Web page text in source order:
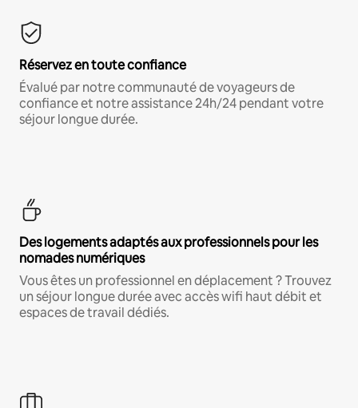
Réservez en toute confiance
Évalué par notre communauté de voyageurs de
confiance et notre assistance 24h/24 pendant votre
séjour longue durée.
Des logements adaptés aux professionnels pour les
nomades numériques
Vous êtes un professionnel en déplacement ? Trouvez
un séjour longue durée avec accès wifi haut débit et
espaces de travail dédiés.